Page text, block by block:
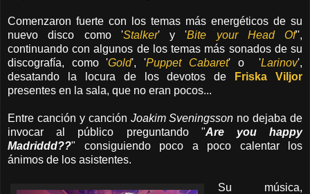
Comenzaron fuerte con los temas más energéticos de su
nuevo disco como 'Stalker' y 'Bite your Head Of'',
continuando con algunos de los temas más sonados de su
discografía, como 'Gold', 'Puppet Cabaret' o 'Larinov',
desatando la locura de los devotos de
Friska Viljor
presentes en la sala, que no eran pocos...
Entre canción y canción Joakim Sveningsson no dejaba de
invocar al público preguntando "Are you happy
Madriddd??" consiguiendo poco a poco calentar los
ánimos de los asistentes.
Su música,